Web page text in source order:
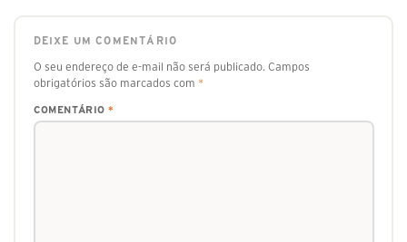
DEIXE UM COMENTÁRIO
O seu endereço de e-mail não será publicado. Campos
obrigatórios são marcados com *
COMENTÁRIO *